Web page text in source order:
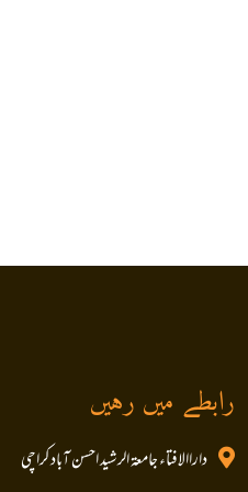
رابطے میں رہیں
داراالافتاء جامعۃ الرشید احسن آباد کراچی